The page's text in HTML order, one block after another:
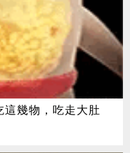
這幾物，吃走大肚